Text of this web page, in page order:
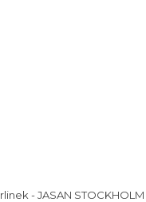
- JASAN STOCKHOLM